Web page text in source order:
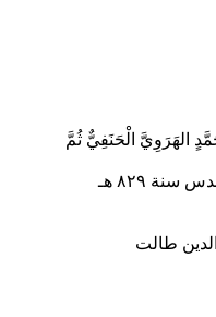
الهَرَوِيَّ الْحَنَفِيٌّ ثُمَّ
طالت